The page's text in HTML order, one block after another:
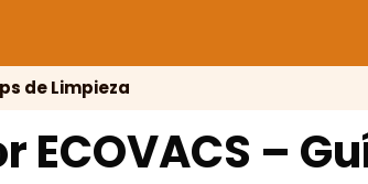
de Limpieza
–